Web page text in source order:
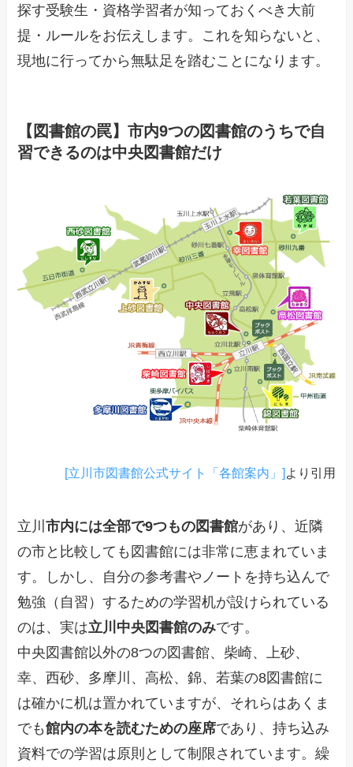
探す受験生・資格学習者が知っておくべき大前
提・ルールをお伝えします。これを知らないと、
現地に行ってから無駄足を踏むことになります。
【図書館の罠】市内9つの図書館のうちで自
習できるのは中央図書館だけ
[立川市図書館公式サイト「各館案内」]より引用
立川市内には全部で9つもの図書館があり、近隣
の市と比較しても図書館には非常に恵まれていま
す。しかし、自分の参考書やノートを持ち込んで
勉強（自習）するための学習机が設けられている
のは、実は立川中央図書館のみです。
中央図書館以外の8つの図書館、柴崎、上砂、
幸、西砂、多摩川、高松、錦、若葉の8図書館に
は確かに机は置かれていますが、それらはあくま
でも館内の本を読むための座席であり、持ち込み
資料での学習は原則として制限されています。繰